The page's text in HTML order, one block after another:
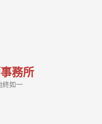
務所
如一